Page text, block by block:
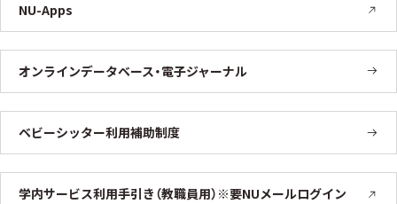
NU-Apps
オンラインデータベース・電子ジャーナル
ベビーシッター利用補助制度
学内サービス利用手引き（教職員用）※要NUメールログイン